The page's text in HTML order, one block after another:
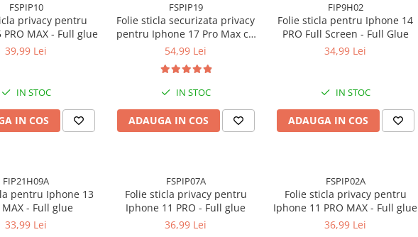
FSPIP10
privacy pentru
MAX - Full glue
39,99 Lei
IN STOC
IN COS
FSPIP19
Folie sticla securizata privacy
pentru Iphone 17 Pro Max cu
Kit Montare Inclus pentru
54,99 Lei
IN STOC
ADAUGA IN COS
FIP9H02
Folie sticla pentru Iphone 14
PRO Full Screen - Full Glue
34,99 Lei
IN STOC
ADAUGA IN COS
FIP21H09A
pentru Iphone 13
MAX - Full glue
33,99 Lei
FSPIP07A
Folie sticla privacy pentru
Iphone 11 PRO - Full glue
36,99 Lei
FSPIP02A
Folie sticla privacy pentru
Iphone 11 PRO MAX - Full glue
36,99 Lei